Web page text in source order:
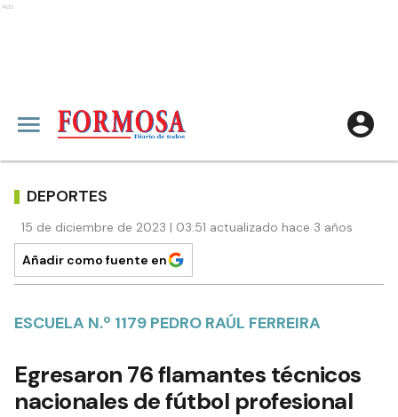
Ads
DEPORTES
15 de diciembre de 2023 | 03:51 actualizado hace 3 años
Añadir como fuente en
ESCUELA N.º 1179 PEDRO RAÚL FERREIRA
Egresaron 76 flamantes técnicos
nacionales de fútbol profesional